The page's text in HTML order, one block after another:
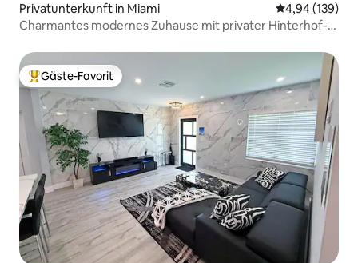
Privatunterkunft in Miami
4,94 (139)
Charmantes modernes Zuhause mit privater Hinterhof-
Beliebter Gäste-Favorit.
Gäste-Favorit